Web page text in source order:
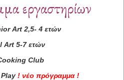
εργαστηρίων
Art2,5- 4 ετών
Art 5-7 ετών
Club
Play ! νέο πρόγραμμα !